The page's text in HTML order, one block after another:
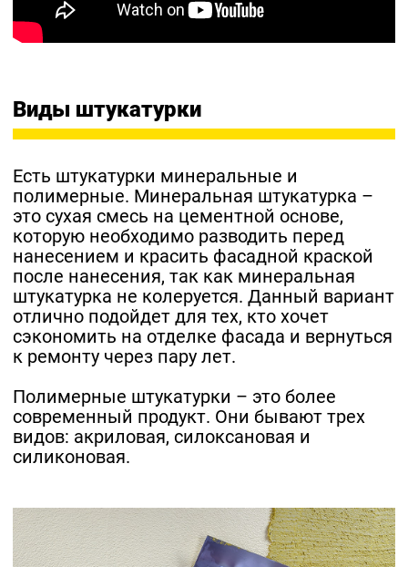
Виды штукатурки
Есть штукатурки минеральные и
полимерные. Минеральная штукатурка –
это сухая смесь на цементной основе,
которую необходимо разводить перед
нанесением и красить фасадной краской
после нанесения, так как минеральная
штукатурка не колеруется. Данный вариант
отлично подойдет для тех, кто хочет
сэкономить на отделке фасада и вернуться
к ремонту через пару лет.
Полимерные штукатурки – это более
современный продукт. Они бывают трех
видов: акриловая, силоксановая и
силиконовая.